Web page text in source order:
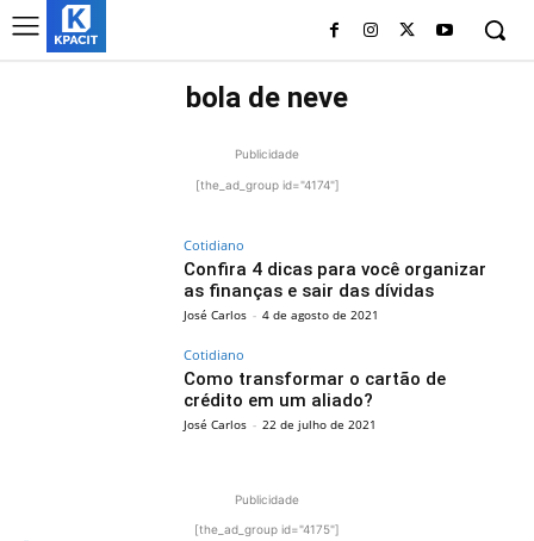
bola de neve
Publicidade
[the_ad_group id="4174"]
Cotidiano
Confira 4 dicas para você organizar
as finanças e sair das dívidas
José Carlos - 4 de agosto de 2021
Cotidiano
Como transformar o cartão de
crédito em um aliado?
José Carlos - 22 de julho de 2021
Publicidade
[the_ad_group id="4175"]